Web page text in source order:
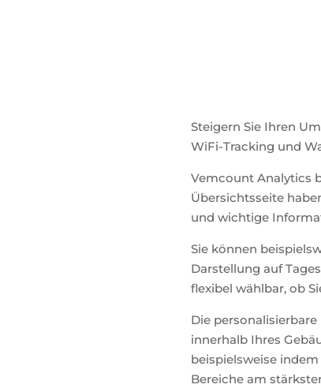
Steigern Sie Ihren
WiFi-Tracking und
Vemcount Analytics
Übersichtsseite
und wichtige
Sie können
Darstellung auf
flexibel wählbar, ob
Die
innerhalb Ihres
beispielsweise
Bereiche am